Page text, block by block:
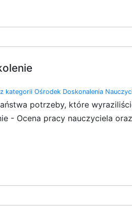
kategorii Ośrodek Doskonalenia
potrzeby, które
- Ocena pracy nauczyciela